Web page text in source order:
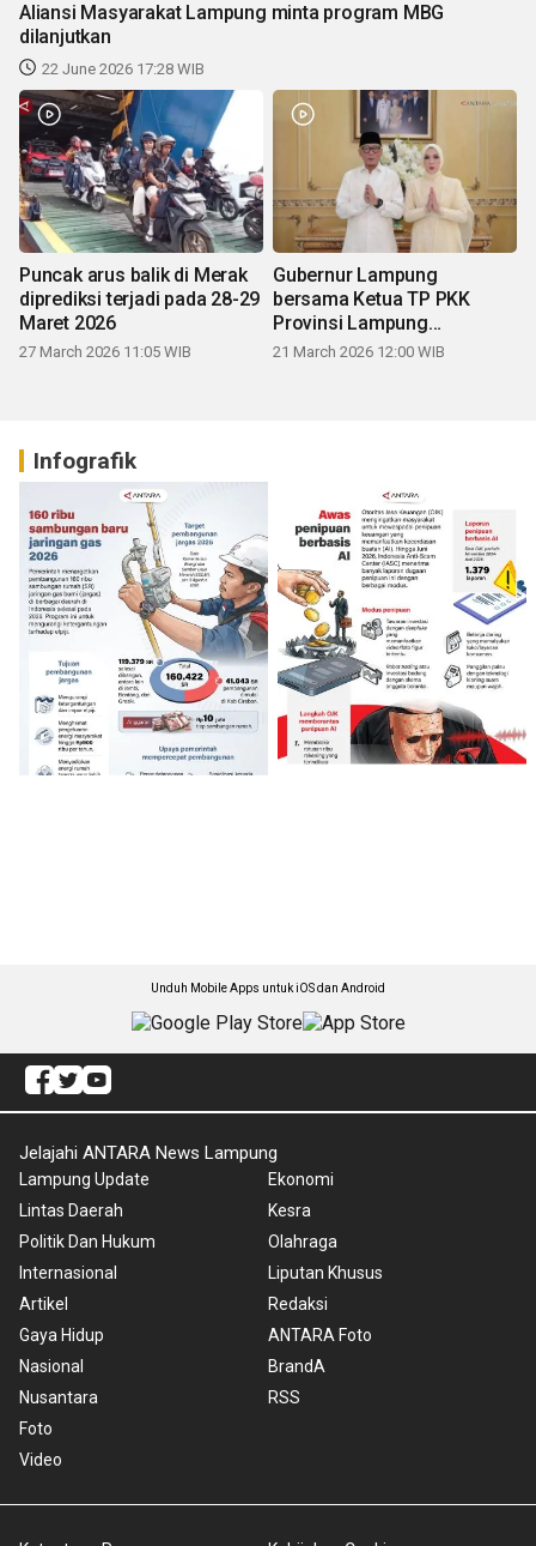
Aliansi Masyarakat Lampung minta program MBG
dilanjutkan
22 June 2026 17:28 WIB
Puncak arus balik di Merak
diprediksi terjadi pada 28-29
Maret 2026
27 March 2026 11:05 WIB
Gubernur Lampung
bersama Ketua TP PKK
Provinsi Lampung
mengucapkan Selamat Hari
21 March 2026 12:00 WIB
Infografik
Unduh Mobile Apps untuk iOS dan Android
Jelajahi ANTARA News Lampung
Lampung Update
Lintas Daerah
Politik Dan Hukum
Internasional
Artikel
Gaya Hidup
Nasional
Nusantara
Foto
Video
Ekonomi
Kesra
Olahraga
Liputan Khusus
Redaksi
ANTARA Foto
BrandA
RSS